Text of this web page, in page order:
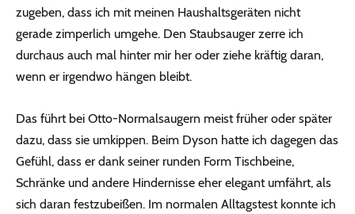
zugeben, dass ich mit meinen Haushaltsgeräten nicht
gerade zimperlich umgehe. Den Staubsauger zerre ich
durchaus auch mal hinter mir her oder ziehe kräftig daran,
wenn er irgendwo hängen bleibt.
Das führt bei Otto-Normalsaugern meist früher oder später
dazu, dass sie umkippen. Beim Dyson hatte ich dagegen das
Gefühl, dass er dank seiner runden Form Tischbeine,
Schränke und andere Hindernisse eher elegant umfährt, als
sich daran festzubeißen. Im normalen Alltagstest konnte ich